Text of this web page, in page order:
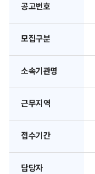
공고번호
모집구분
소속기관명
근무지역
접수기간
담당자